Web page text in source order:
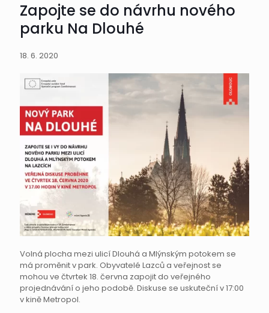
Zapojte se do návrhu nového
parku Na Dlouhé
18. 6. 2020
Volná plocha mezi ulicí Dlouhá a Mlýnským potokem se
má proměnit v park. Obyvatelé Lazců a veřejnost se
mohou ve čtvrtek 18. června zapojit do veřejného
projednávání o jeho podobě. Diskuse se uskuteční v 17:00
v kině Metropol.